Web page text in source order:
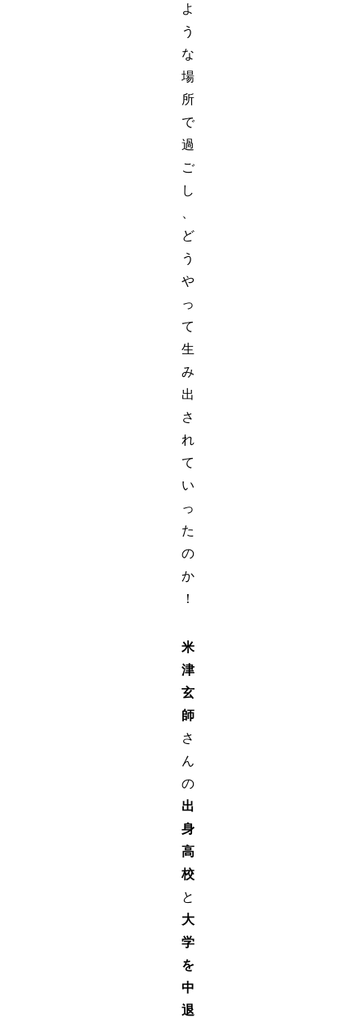
よ
う
な
場
所
で
過
ご
し
ど
う
や
っ
て
生
み
出
さ
れ
て
い
っ
た
の
か
！
米
津
玄
師
さ
ん
の
出
身
高
校
と
大
学
を
中
退